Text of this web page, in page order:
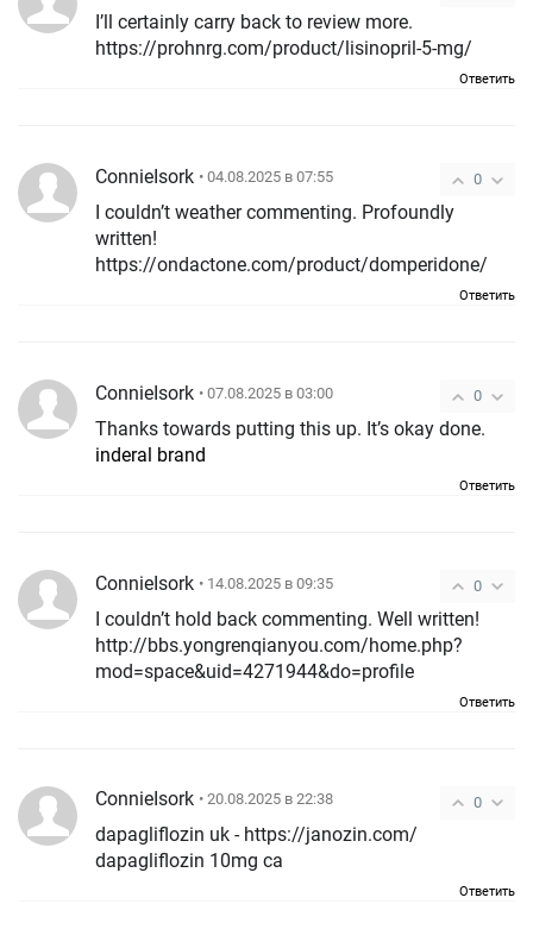
I’ll certainly carry back to review more.
https://prohnrg.com/product/lisinopril-5-mg/
Ответить
0
ConnieIsork • 04.08.2025 в 07:55
I couldn’t weather commenting. Profoundly
written!
https://ondactone.com/product/domperidone/
Ответить
0
ConnieIsork • 07.08.2025 в 03:00
Thanks towards putting this up. It’s okay done.
inderal brand
Ответить
0
ConnieIsork • 14.08.2025 в 09:35
I couldn’t hold back commenting. Well written!
http://bbs.yongrenqianyou.com/home.php?
mod=space&uid=4271944&do=profile
Ответить
0
ConnieIsork • 20.08.2025 в 22:38
dapagliflozin uk - https://janozin.com/
dapagliflozin 10mg ca
Ответить